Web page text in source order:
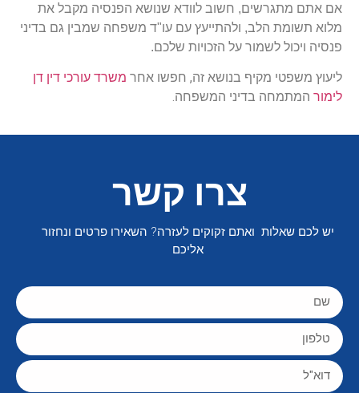
אם אתם מתגרשים, חשוב לוודא שנושא הפנסיה מקבל את
מלוא תשומת הלב, ולהתייעץ עם עו"ד משפחה שמבין גם בדיני
פנסיה ויכול לשמור על הזכויות שלכם.
ליעוץ משפטי מקיף בנושא זה, חפשו אחר משרד עורכי דין דן
לימור המתמחה בדיני המשפחה.
צרו קשר
יש לכם שאלות ואתם זקוקים לעזרה? השאירו פרטים ונחזור
אליכם